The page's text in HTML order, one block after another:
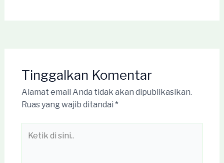
Tinggalkan Komentar
Alamat email Anda tidak akan dipublikasikan.
Ruas yang wajib ditandai *